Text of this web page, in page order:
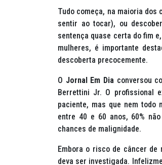
Tudo começa, na maioria dos
sentir ao tocar), ou
sentença quase certa do fim
mulheres, é importante
descoberta precocemente.
O Jornal Em Diaconversou
Berrettini Jr. O profissional
paciente, mas que nem todo
entre 40 e 60 anos, 60%
chances de malignidade.
Embora o risco de câncer de
deva ser investigada.